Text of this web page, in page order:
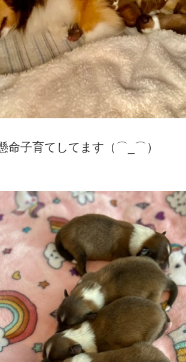
命子育てしてます（⌒_⌒）